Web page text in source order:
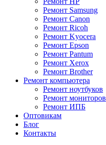
Ремонт Samsung
Ремонт Canon
Ремонт Ricoh
Ремонт Kyocera
Ремонт Epson
Ремонт Pantum
Ремонт Xerox
Ремонт Brother
Ремонт компьютера
Ремонт ноутбуков
Ремонт мониторов
Ремонт ИПБ
Оптовикам
Блог
Контакты